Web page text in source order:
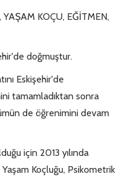
KOÇU, EĞİTMEN,
doğmuştur.
Eskişehir'de
tamamladıktan sonra
de öğrenimini devam
için 2013 yılında
Koçluğu, Psikometrik